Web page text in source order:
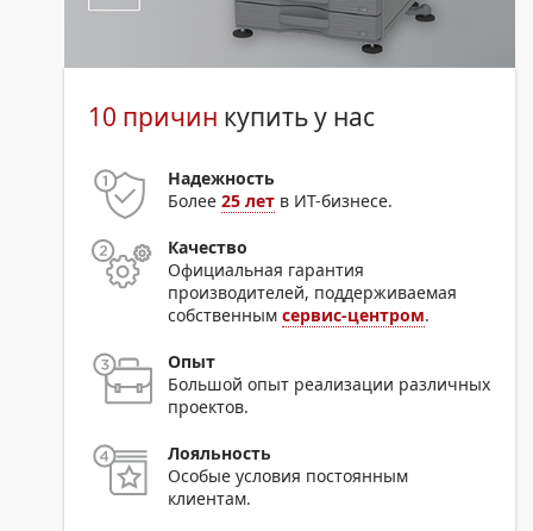
10 причин купить у нас
Надежность
Более25 лет в ИТ-бизнесе.
Качество
Официальная гарантия
производителей, поддерживаемая
собственнымсервис-центром.
Опыт
Большой опыт реализации различных
проектов.
Лояльность
Особые условия постоянным
клиентам.